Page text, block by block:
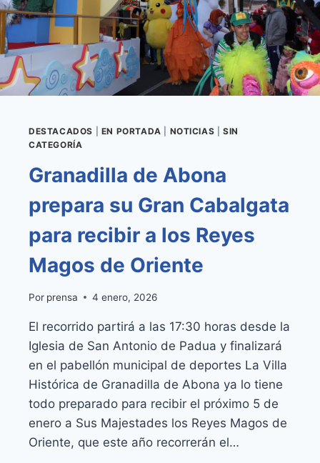
DESTACADOS EN PORTADA NOTICIAS |SIN
CATEGORÍA
Granadilla de Abona
prepara su Gran Cabalgata
para recibir a los Reyes
Magos de Oriente
Por prensa 4 enero, 2026
El recorrido partirá a las 17:30 horas desde la
Iglesia de San Antonio de Padua y finalizará
en el pabellón municipal de deportes La Villa
Histórica de Granadilla de Abona ya lo tiene
todo preparado para recibir el próximo 5 de
enero a Sus Majestades los Reyes Magos de
Oriente, que este año recorrerán el…